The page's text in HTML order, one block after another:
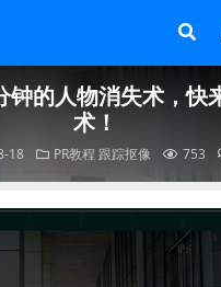
的人物消失术，快
术！
18 PR教程 跟踪抠像 753